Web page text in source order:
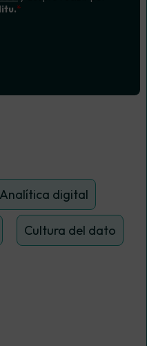
Analítica digital
Cultura del dato